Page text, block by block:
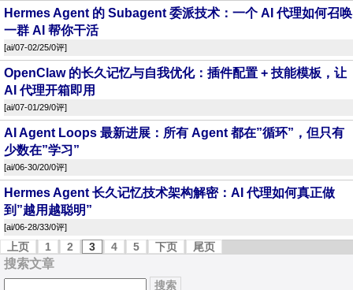
Hermes Agent 的 Subagent 委派技术：一个 AI 代理如何召唤
一群 AI 帮你干活
[ai/07-02/25/0评]
OpenClaw 的长久记忆与自我优化：插件配置 + 技能模板，让
AI 代理开箱即用
[ai/07-01/29/0评]
AI Agent Loops 最新进展：所有 Agent 都在”循环”，但只有
少数在”学习”
[ai/06-30/20/0评]
Hermes Agent 长久记忆技术架构解密：AI 代理如何真正做
到”越用越聪明”
[ai/06-28/33/0评]
上页 1 2 3 4 5 下页 尾页
搜索文章